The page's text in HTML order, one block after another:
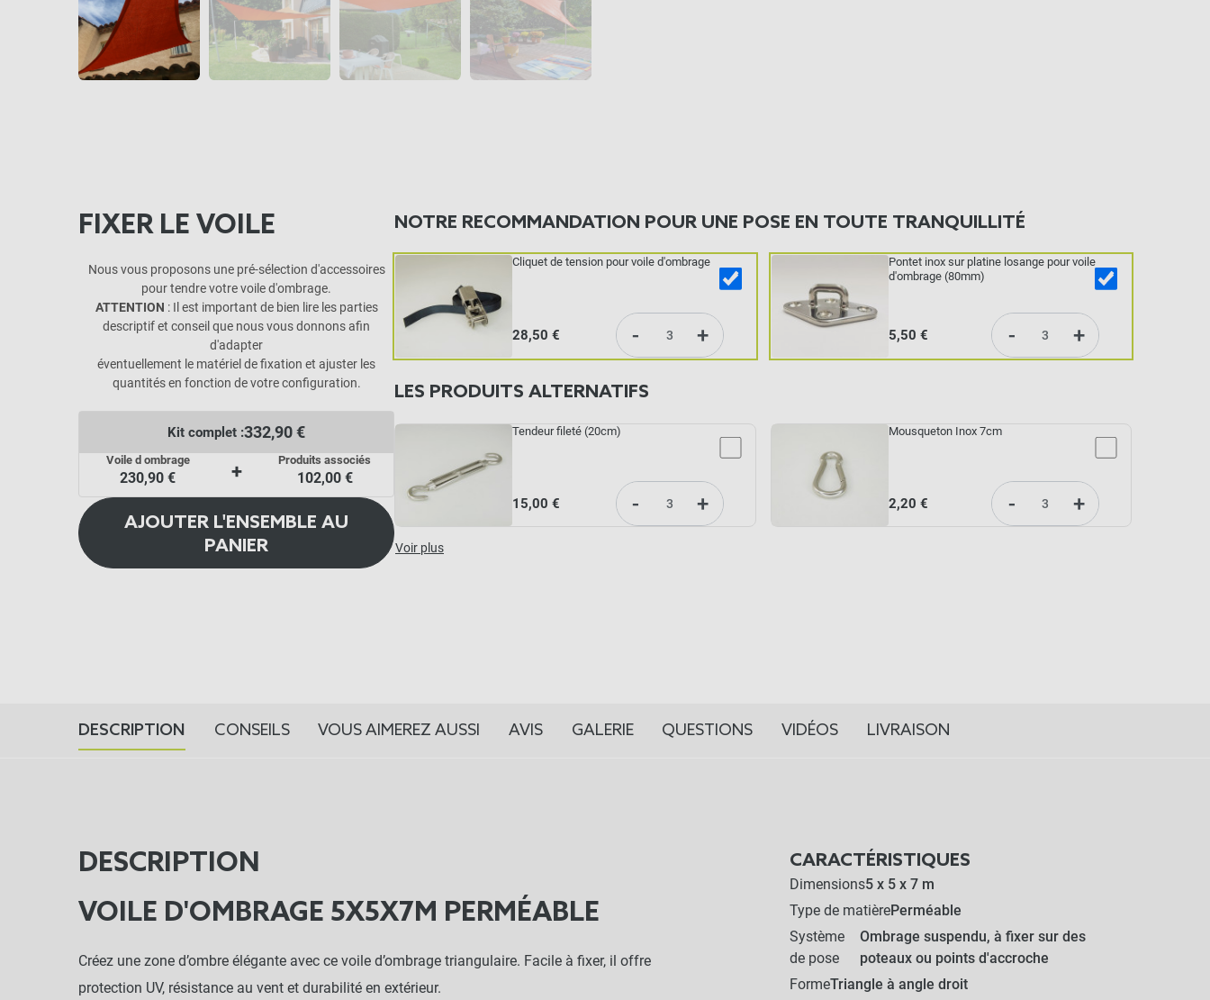
FIXER LE VOILE
Nous vous proposons une pré-sélection d'accessoires
pour tendre votre voile d'ombrage.
ATTENTION : Il est important de bien lire les parties
descriptif et conseil que nous vous donnons afin
d'adapter
éventuellement le matériel de fixation et ajuster les
quantités en fonction de votre configuration.
Kit complet :332,90 €
Voile d ombrage
230,90 € + Produits associés
102,00 €
AJOUTER L'ENSEMBLE AU
PANIER
NOTRE RECOMMANDATION POUR UNE POSE EN TOUTE TRANQUILLITÉ
Cliquet de tension pour voile d'ombrage
28,50 € - +
Pontet inox sur platine losange pour voile
d'ombrage (80mm)
5,50 € - +
LES PRODUITS ALTERNATIFS
Tendeur fileté (20cm)
15,00 € - +
Mousqueton Inox 7cm
2,20 € - +
Voir plus
DESCRIPTION CONSEILS VOUS AIMEREZ AUSSI AVIS GALERIE QUESTIONS VIDÉOS LIVRAISON
DESCRIPTION
VOILE D'OMBRAGE 5X5X7M PERMÉABLE
Créez une zone d’ombre élégante avec ce voile d’ombrage triangulaire. Facile à fixer, il offre
protection UV, résistance au vent et durabilité en extérieur.
CARACTÉRISTIQUES
Dimensions5 x 5 x 7 m
Type de matièrePerméable
Système
de pose
Ombrage suspendu, à fixer sur des
poteaux ou points d'accroche
FormeTriangle à angle droit